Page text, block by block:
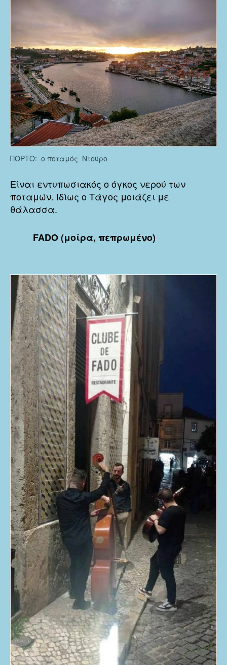
ΠΟΡΤΟ: ο ποταμός Ντούρο
Είναι εντυπωσιακός ο όγκος νερού των
ποταμών. Ιδίως ο Τάγος μοιάζει με
θάλασσα.
FADO (μοίρα, πεπρωμένο)